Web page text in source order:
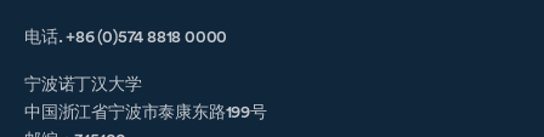
电话. +86 (0)574 8818 0000
宁波诺丁汉大学
中国浙江省宁波市泰康东路199号